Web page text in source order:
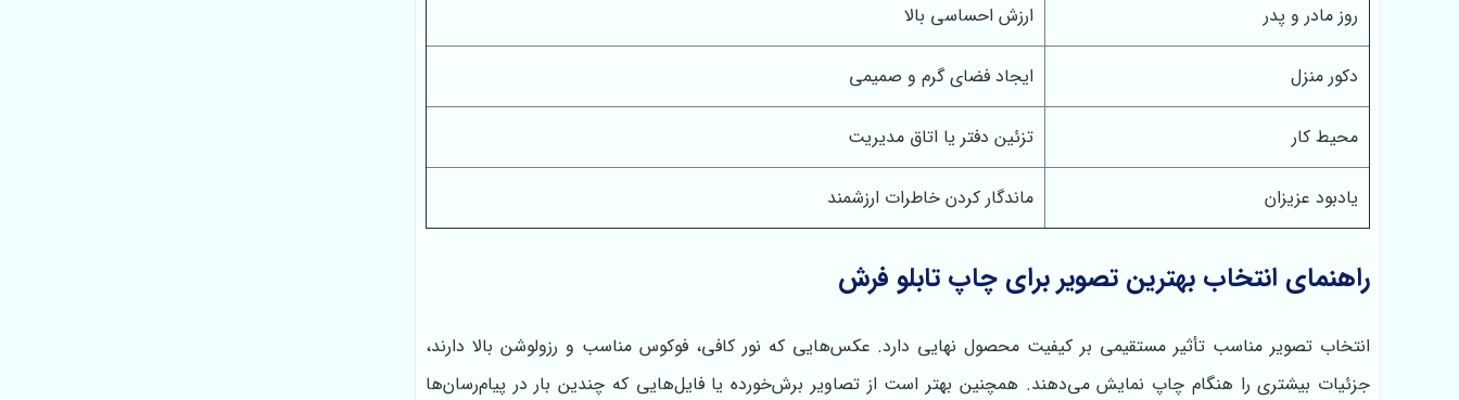
روز مادر و پدر ارزش احساسی بالا
دکور منزل ایجاد فضای گرم و صمیمی
محیط کار تزئین دفتر یا اتاق مدیریت
یادبود عزیزان ماندگار کردن خاطرات ارزشمند
راهنمای انتخاب بهترین تصویر برای چاپ تابلو فرش
انتخاب تصویر مناسب تأثیر مستقیمی بر کیفیت محصول نهایی دارد. عکس‌هایی که نور کافی، فوکوس مناسب و رزولوشن بالا دارند،
جزئیات بیشتری را هنگام چاپ نمایش می‌دهند. همچنین بهتر است از تصاویر برش‌خورده یا فایل‌هایی که چندین بار در پیام‌رسان‌ها